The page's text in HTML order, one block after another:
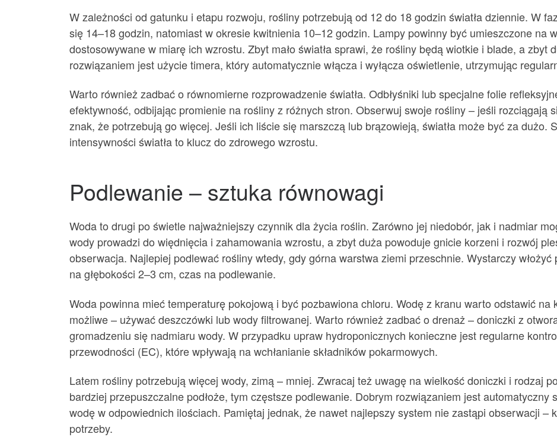
W zależności od gatunku i etapu rozwoju, rośliny potrzebują od 12 do 18 godzin światła dziennie. W
się 14–18 godzin, natomiast w okresie kwitnienia 10–12 godzin. Lampy powinny być umieszczone na
dostosowywane w miarę ich wzrostu. Zbyt mało światła sprawi, że rośliny będą wiotkie i blade, a zbyt
rozwiązaniem jest użycie timera, który automatycznie włącza i wyłącza oświetlenie, utrzymując
Warto również zadbać o równomierne rozprowadzenie światła. Odbłyśniki lub specjalne folie
efektywność, odbijając promienie na rośliny z różnych stron. Obserwuj swoje rośliny – jeśli rozciągają
znak, że potrzebują go więcej. Jeśli ich liście się marszczą lub brązowieją, światła może być za dużo.
intensywności światła to klucz do zdrowego wzrostu.
Podlewanie – sztuka równowagi
Woda to drugi po świetle najważniejszy czynnik dla życia roślin. Zarówno jej niedobór, jak i nadmiar
wody prowadzi do więdnięcia i zahamowania wzrostu, a zbyt duża powoduje gnicie korzeni i rozwój
obserwacja. Najlepiej podlewać rośliny wtedy, gdy górna warstwa ziemi przeschnie. Wystarczy włożyć
na głębokości 2–3 cm, czas na podlewanie.
Woda powinna mieć temperaturę pokojową i być pozbawiona chloru. Wodę z kranu warto odstawić
możliwe – używać deszczówki lub wody filtrowanej. Warto również zadbać o drenaż – doniczki z
gromadzeniu się nadmiaru wody. W przypadku upraw hydroponicznych konieczne jest regularne
przewodności (EC), które wpływają na wchłanianie składników pokarmowych.
Latem rośliny potrzebują więcej wody, zimą – mniej. Zwracaj też uwagę na wielkość doniczki i rodzaj
bardziej przepuszczalne podłoże, tym częstsze podlewanie. Dobrym rozwiązaniem jest
wodę w odpowiednich ilościach. Pamiętaj jednak, że nawet najlepszy system nie zastąpi obserwacji –
potrzeby.